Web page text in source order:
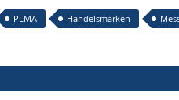
PLMA Handelsmarken